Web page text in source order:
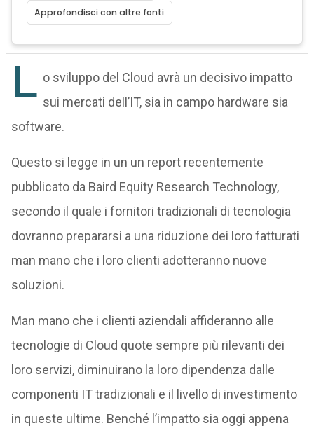
Approfondisci con altre fonti
L o sviluppo del Cloud avrà un decisivo impatto
sui mercati dell’IT, sia in campo hardware sia
software.
Questo si legge in un un report recentemente
pubblicato da Baird Equity Research Technology,
secondo il quale i fornitori tradizionali di tecnologia
dovranno prepararsi a una riduzione dei loro fatturati
man mano che i loro clienti adotteranno nuove
soluzioni.
Man mano che i clienti aziendali affideranno alle
tecnologie di Cloud quote sempre più rilevanti dei
loro servizi, diminuirano la loro dipendenza dalle
componenti IT tradizionali e il livello di investimento
in queste ultime. Benché l’impatto sia oggi appena